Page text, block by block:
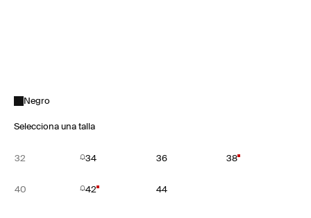
Negro
Selecciona una talla
32 34 36 38
40 42 44